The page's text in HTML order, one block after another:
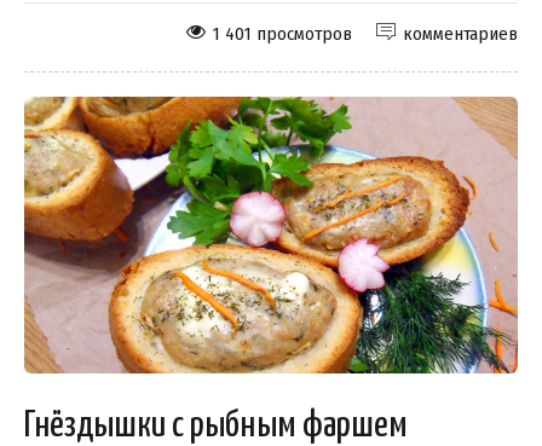
комментариев
1 401 просмотров
Гнёздышки с рыбным фаршем